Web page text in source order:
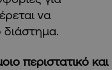
να
περιστατικό και